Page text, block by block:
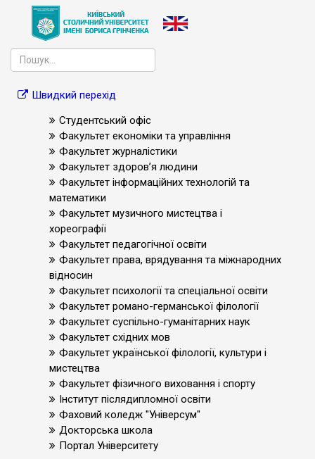
Швидкий перехід
Студентський офіс
Факультет економіки та управління
Факультет журналістики
Факультет здоров’я людини
Факультет інформаційних технологій та
математики
Факультет музичного мистецтва і
хореографії
Факультет педагогічної освіти
Факультет права, врядування та міжнародних
відносин
Факультет психології та спеціальної освіти
Факультет романо-германської філології
Факультет суспільно-гуманітарних наук
Факультет східних мов
Факультет української філології, культури і
мистецтва
Факультет фізичного виховання і спорту
Інститут післядипломної освіти
Фаховий коледж "Універсум"
Докторська школа
Портал Університету